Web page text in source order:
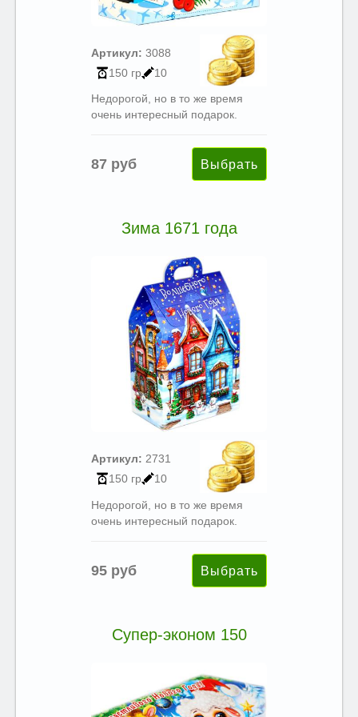
Артикул: 3088
150 гр
10
Недорогой, но в то же время
очень интересный подарок.
87 руб
Зима 1671 года
Артикул: 2731
150 гр
10
Недорогой, но в то же время
очень интересный подарок.
95 руб
Супер-эконом 150